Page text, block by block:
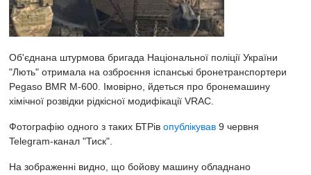
Об'єднана штурмова бригада Національної поліції України
"Лють" отримала на озброєння іспанські бронетранспортери
Pegaso BMR M-600. Імовірно, йдеться про бронемашину
хімічної розвідки рідкісної модифікації VRAC.
Фотографію одного з таких БТРів опублікував 9 червня
Telegram-канал "Тиск".
На зображенні видно, що бойову машину обладнано